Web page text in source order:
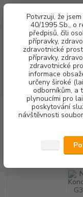
Potvrzuji, že
40/1995 Sb., o
předpisů, čili
přípravky,
zdravotnické
přípravky,
zdravotnické
informace
určeny široké
odborníkům, a
plynoucími pro
poskytování
návštěvnosti
(Po-Pá, 8-16 hod.)
DENTALNÍ
NSK